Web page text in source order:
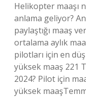
Helikopter maaşı
anlama geliyor?
paylaştığı maaş
ortalama aylık
pilotları için en
yüksek maaş 221
2024? Pilot için
yüksek